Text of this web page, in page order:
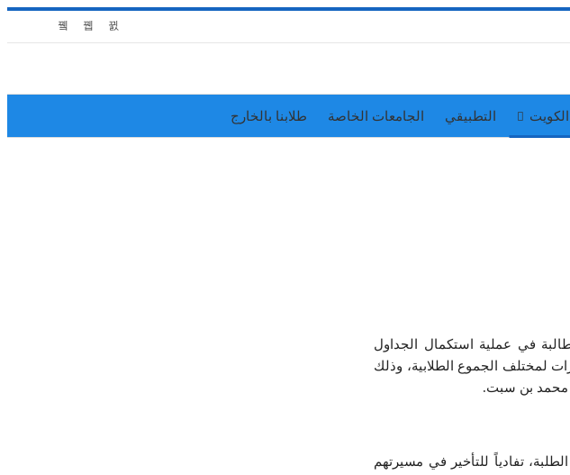
التطبيقي الجامعات الخاصة طلابنا بالخارج
نواف القحيص عن تسجيل قرابة 5 آلاف طالب وطالبة في عملية استكمال الجداول
لمختلف الجموع الطلابية، وذلك
د. محمد بن سبت.
تفادياً للتأخير في مسيرتهم